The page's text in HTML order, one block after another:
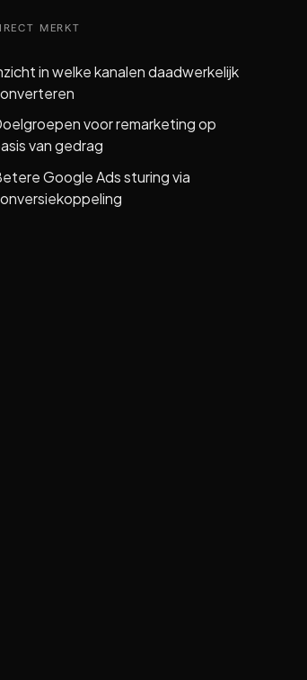
MERKT
in welke kanalen daadwerkelijk
voor remarketing op
van gedrag
Google Ads sturing via